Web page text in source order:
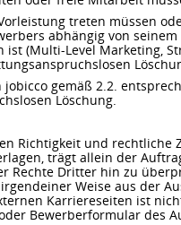
treten müssen
abhängig von
(Multi-Level Marketing,
gemäß 2.2.
Löschung.
Richtigkeit und
trägt allein der
Rechte Dritter hin zu
Weise aus der
Karriereseiten ist
Bewerberformular des